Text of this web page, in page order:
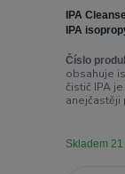
IPA
IPA
Číslo
obsahuje
čistič IPA
anejčastěji
Skladem 21